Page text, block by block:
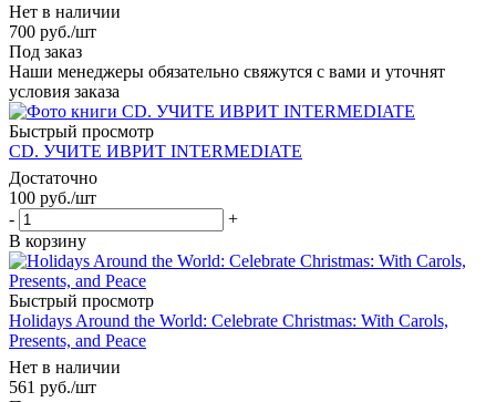
Нет в наличии
700 руб./шт
Под заказ
Наши менеджеры обязательно свяжутся с вами и уточнят
условия заказа
Быстрый просмотр
CD. УЧИТЕ ИВРИТ INTERMEDIATE
Достаточно
100 руб./шт
-
+
В корзину
Быстрый просмотр
Holidays Around the World: Celebrate Christmas: With Carols,
Presents, and Peace
Нет в наличии
561 руб./шт